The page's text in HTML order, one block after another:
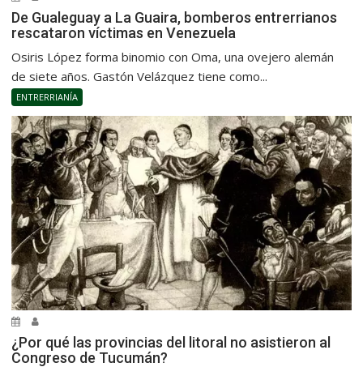
De Gualeguay a La Guaira, bomberos entrerrianos
rescataron víctimas en Venezuela
Osiris López forma binomio con Oma, una ovejero alemán
de siete años. Gastón Velázquez tiene como...
ENTRERRIANÍA
¿Por qué las provincias del litoral no asistieron al
Congreso de Tucumán?